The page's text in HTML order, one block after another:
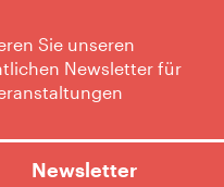
Sie unseren
Newsletter für
Newsletter